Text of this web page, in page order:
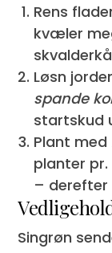
Rens
kvæler
Løsn
spande
startskud
Plant med
planter
– derefter
Singrøn